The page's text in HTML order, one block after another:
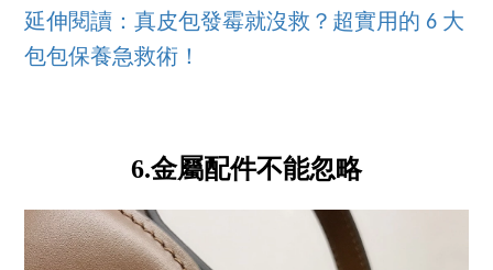
延伸閱讀：真皮包發霉就沒救？超實用的 6 大
包包保養急救術！
6.金屬配件不能忽略